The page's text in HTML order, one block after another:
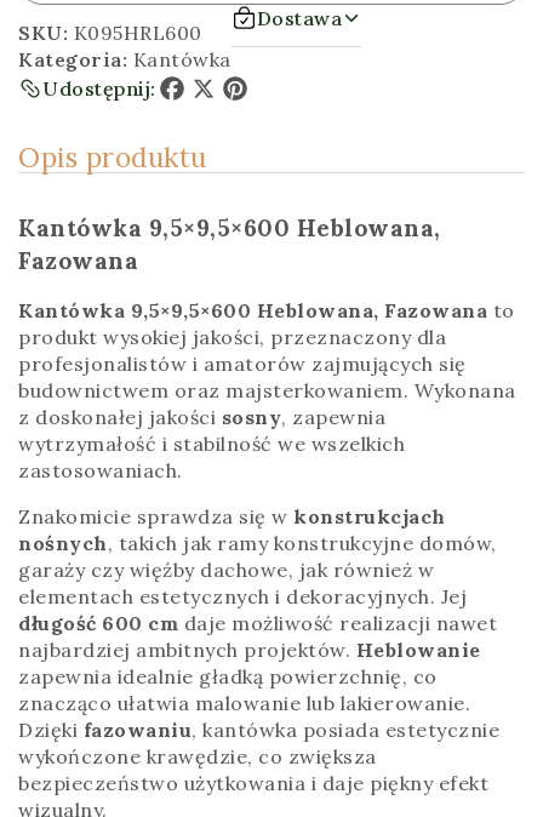
SKU: K095HRL600
Kategoria: Kantówka
Dostawa
Udostępnij:
Opis produktu
Kantówka 9,5×9,5×600 Heblowana,
Fazowana
Kantówka 9,5×9,5×600 Heblowana, Fazowana to
produkt wysokiej jakości, przeznaczony dla
profesjonalistów i amatorów zajmujących się
budownictwem oraz majsterkowaniem. Wykonana
z doskonałej jakości sosny, zapewnia
wytrzymałość i stabilność we wszelkich
zastosowaniach.
Znakomicie sprawdza się w konstrukcjach
nośnych, takich jak ramy konstrukcyjne domów,
garaży czy więźby dachowe, jak również w
elementach estetycznych i dekoracyjnych. Jej
długość 600 cm daje możliwość realizacji nawet
najbardziej ambitnych projektów. Heblowanie
zapewnia idealnie gładką powierzchnię, co
znacząco ułatwia malowanie lub lakierowanie.
Dzięki fazowaniu, kantówka posiada estetycznie
wykończone krawędzie, co zwiększa
bezpieczeństwo użytkowania i daje piękny efekt
wizualny.